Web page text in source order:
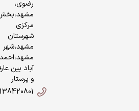
رضوی،
مرکزی
شهرستان
مشهد،شهر
مشهد،احمد
آباد بین
و پرستار